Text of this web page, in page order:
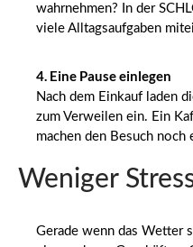
wahrnehmen? In der
viele Alltagsaufgaben
4. Eine Pause einlegen
Nach dem Einkauf laden
zum Verweilen ein. Ein
machen den Besuch noch
Weniger
Gerade wenn das Wetter